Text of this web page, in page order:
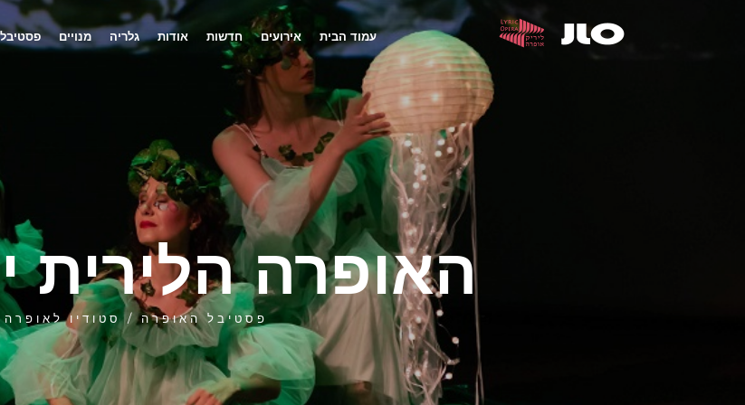
עמוד הבית אירועים חדשות אודות גלריה מנויים
האופרה הלירית
פסטיבל האופרה / סטודיו לאופרה